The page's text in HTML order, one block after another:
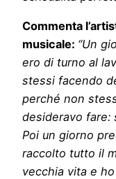
Commenta
musicale: “Un
ero di turno al
stessi facendo
perché non
desideravo fare:
Poi un giorno
raccolto tutto il
vecchia vita e